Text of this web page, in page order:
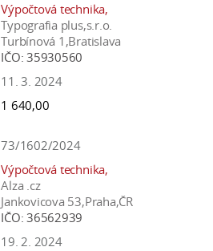
Výpočtová technika,
Typografia plus,s.r.o.
Turbínová 1,Bratislava
IČO: 35930560
11. 3. 2024
1 640,00
73/1602/2024
Výpočtová technika,
Alza .cz
Jankovicova 53,Praha,ČR
IČO: 36562939
19. 2. 2024